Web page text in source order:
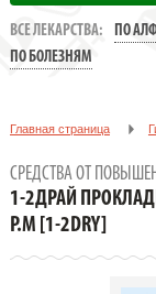
ВСЕ ЛЕКАРСТВА: ПО
ПО БОЛЕЗНЯМ
Главная страница
1-2ДРАЙ
2DRY]
СРЕДСТВА ОТ
1-2ДРАЙ
Р.M [1-2DRY]